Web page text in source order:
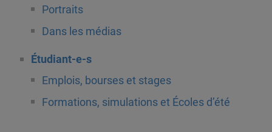
Portraits
Dans les médias
Étudiant-e-s
Emplois, bourses et stages
Formations, simulations et Écoles d’été